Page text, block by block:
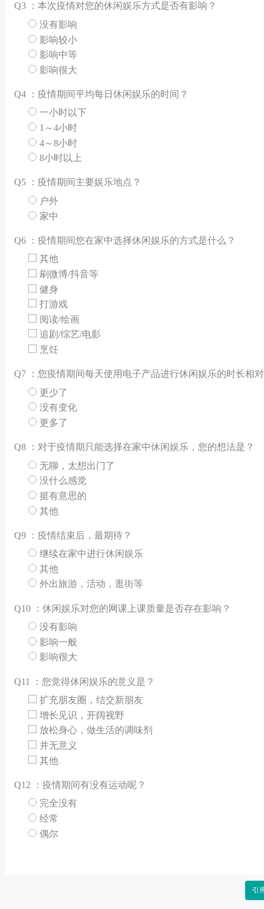
Q3 ：本次疫情对您的休闲娱乐方式是否有影响？
没有影响
影响较小
影响中等
影响很大
Q4 ：疫情期间平均每日休闲娱乐的时间？
一小时以下
1～4小时
4～8小时
8小时以上
Q5 ：疫情期间主要娱乐地点？
户外
家中
Q6 ：疫情期间您在家中选择休闲娱乐的方式是什么？
其他
刷微博/抖音等
健身
打游戏
阅读/绘画
追剧/综艺/电影
烹饪
Q7 ：您疫情期间每天使用电子产品进行休闲娱乐的时长相
更少了
没有变化
更多了
Q8 ：对于疫情期只能选择在家中休闲娱乐，您的想法是？
无聊，太想出门了
没什么感觉
挺有意思的
其他
Q9 ：疫情结束后，最期待？
继续在家中进行休闲娱乐
其他
外出旅游，活动，逛街等
Q10 ：休闲娱乐对您的网课上课质量是否存在影响？
没有影响
影响一般
影响很大
Q11 ：您觉得休闲娱乐的意义是？
扩充朋友圈，结交新朋友
增长见识，开阔视野
放松身心，做生活的调味剂
并无意义
其他
Q12 ：疫情期间有没有运动呢？
完全没有
经常
偶尔
引